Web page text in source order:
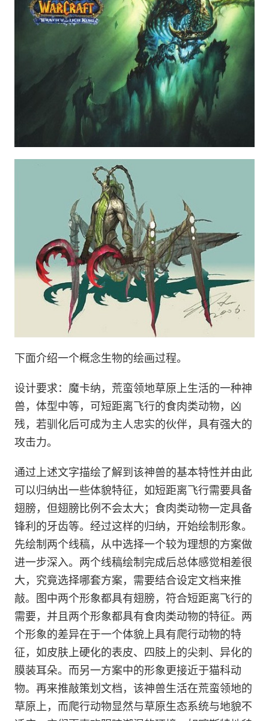
下面介绍一个概念生物的绘画过程。
设计要求：魔卡纳，荒蛮领地草原上生活的一种神
兽，体型中等，可短距离飞行的食肉类动物，凶
残，若驯化后可成为主人忠实的伙伴，具有强大的
攻击力。
通过上述文字描绘了解到该神兽的基本特性并由此
可以归纳出一些体貌特征，如短距离飞行需要具备
翅膀，但翅膀比例不会太大；食肉类动物一定具备
锋利的牙齿等。经过这样的归纳，开始绘制形象。
先绘制两个线稿，从中选择一个较为理想的方案做
进一步深入。两个线稿绘制完成后总体感觉相差很
大，究竟选择哪套方案，需要结合设定文档来推
敲。图中两个形象都具有翅膀，符合短距离飞行的
需要，并且两个形象都具有食肉类动物的特征。两
个形象的差异在于一个体貌上具有爬行动物的特
征，如皮肤上硬化的表皮、四肢上的尖刺、异化的
膜装耳朵。而另一方案中的形象更接近于猫科动
物。再来推敲策划文档，该神兽生活在荒蛮领地的
草原上，而爬行动物显然与草原生态系统与地貌不